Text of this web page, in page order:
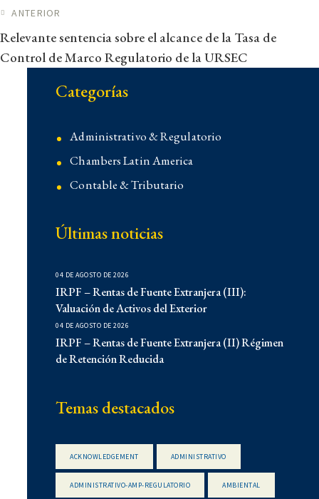
Navegación de entradas
ANTERIOR
Relevante sentencia sobre el alcance de la Tasa de
Control de Marco Regulatorio de la URSEC
Categorías
Administrativo & Regulatorio
Chambers Latin America
Contable & Tributario
Corporativo
Demo
Derecho Administrativo
IFLR 1000
Institucionales
Latin Lawyer 250
Legal Alert
Migratorio
Últimas noticias
04 DE AGOSTO DE 2026
IRPF – Rentas de Fuente Extranjera (III):
Valuación de Activos del Exterior
04 DE AGOSTO DE 2026
IRPF – Rentas de Fuente Extranjera (II) Régimen
de Retención Reducida
Temas destacados
ACKNOWLEDGEMENT ADMINISTRATIVO
ADMINISTRATIVO-AMP-REGULATORIO AMBIENTAL